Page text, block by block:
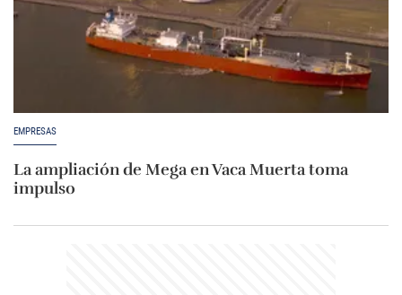
EMPRESAS
La ampliación de Mega en Vaca Muerta toma
impulso